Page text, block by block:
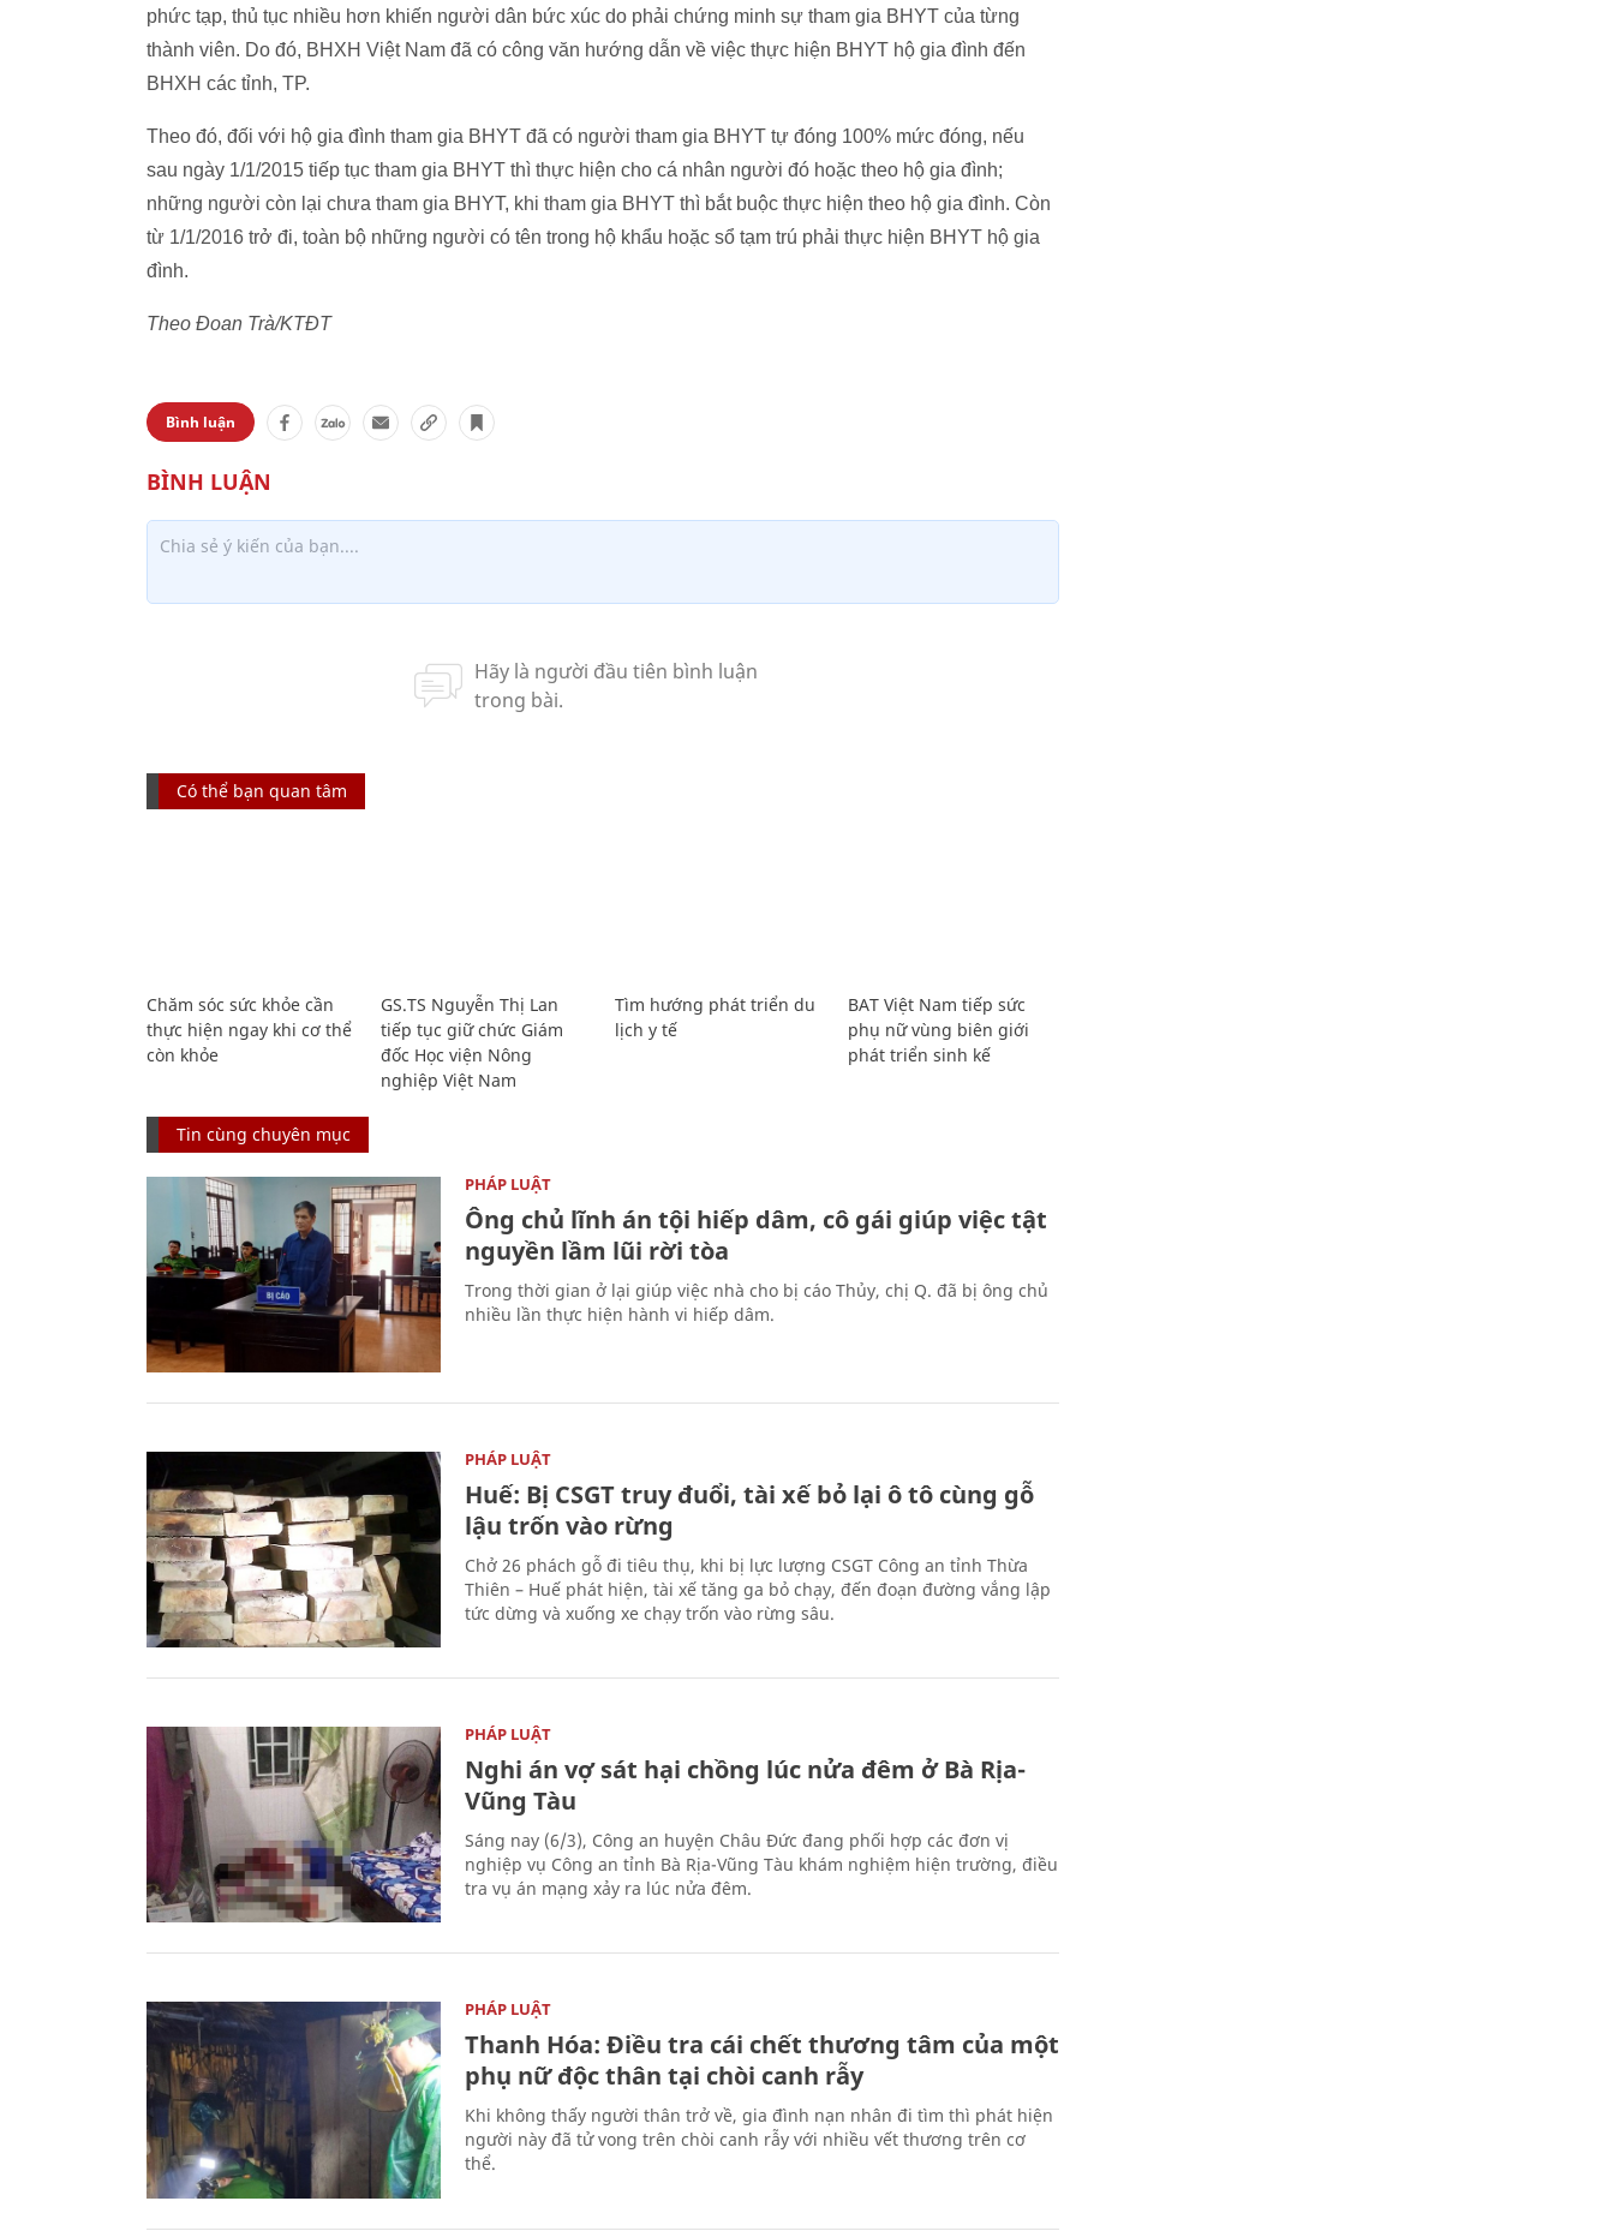
phức tạp, thủ tục nhiều hơn khiến người dân bức xúc do phải chứng minh sự tham gia BHYT của từng
thành viên. Do đó, BHXH Việt Nam đã có công văn hướng dẫn về việc thực hiện BHYT hộ gia đình đến
BHXH các tỉnh, TP.
Theo đó, đối với hộ gia đình tham gia BHYT đã có người tham gia BHYT tự đóng 100% mức đóng, nếu
sau ngày 1/1/2015 tiếp tục tham gia BHYT thì thực hiện cho cá nhân người đó hoặc theo hộ gia đình;
những người còn lại chưa tham gia BHYT, khi tham gia BHYT thì bắt buộc thực hiện theo hộ gia đình. Còn
từ 1/1/2016 trở đi, toàn bộ những người có tên trong hộ khẩu hoặc sổ tạm trú phải thực hiện BHYT hộ gia
đình.
Theo Đoan Trà/KTĐT
Bình luận
Có thể bạn quan tâm
Chăm sóc sức khỏe cần
thực hiện ngay khi cơ thể
còn khỏe
GS.TS Nguyễn Thị Lan
tiếp tục giữ chức Giám
đốc Học viện Nông
nghiệp Việt Nam
Tìm hướng phát triển du
lịch y tế
BAT Việt Nam tiếp sức
phụ nữ vùng biên giới
phát triển sinh kế
Tin cùng chuyên mục
PHÁP LUẬT
Ông chủ lĩnh án tội hiếp dâm, cô gái giúp việc tật
nguyền lầm lũi rời tòa
Trong thời gian ở lại giúp việc nhà cho bị cáo Thủy, chị Q. đã bị ông chủ
nhiều lần thực hiện hành vi hiếp dâm.
PHÁP LUẬT
Huế: Bị CSGT truy đuổi, tài xế bỏ lại ô tô cùng gỗ
lậu trốn vào rừng
Chở 26 phách gỗ đi tiêu thụ, khi bị lực lượng CSGT Công an tỉnh Thừa
Thiên – Huế phát hiện, tài xế tăng ga bỏ chạy, đến đoạn đường vắng lập
tức dừng và xuống xe chạy trốn vào rừng sâu.
PHÁP LUẬT
Nghi án vợ sát hại chồng lúc nửa đêm ở Bà Rịa-
Vũng Tàu
Sáng nay (6/3), Công an huyện Châu Đức đang phối hợp các đơn vị
nghiệp vụ Công an tỉnh Bà Rịa-Vũng Tàu khám nghiệm hiện trường, điều
tra vụ án mạng xảy ra lúc nửa đêm.
PHÁP LUẬT
Thanh Hóa: Điều tra cái chết thương tâm của một
phụ nữ độc thân tại chòi canh rẫy
Khi không thấy người thân trở về, gia đình nạn nhân đi tìm thì phát hiện
người này đã tử vong trên chòi canh rẫy với nhiều vết thương trên cơ
thể.